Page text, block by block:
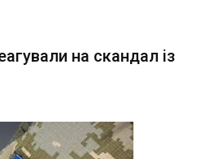
на скандал із